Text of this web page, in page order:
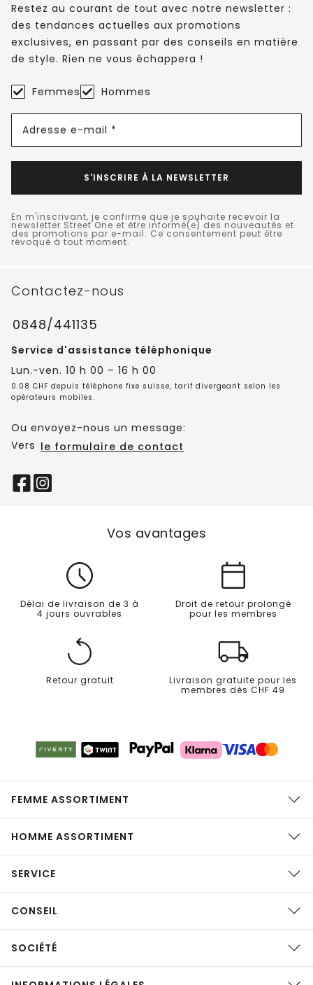
Restez au courant de tout avec notre newsletter :
des tendances actuelles aux promotions
exclusives, en passant par des conseils en matière
de style. Rien ne vous échappera !
Femmes Hommes
Adresse e-mail *
S'INSCRIRE À LA NEWSLETTER
En m'inscrivant, je confirme que je souhaite recevoir la
newsletter Street One et être informé(e) des nouveautés et
des promotions par e-mail. Ce consentement peut être
révoqué à tout moment.
Contactez-nous
0848/441135
Service d'assistance téléphonique
Lun.-ven. 10 h 00 – 16 h 00
0.08 CHF depuis téléphone fixe suisse, tarif divergeant selon les
opérateurs mobiles.
Ou envoyez-nous un message:
Vers le formulaire de contact
Vos avantages
Délai de livraison de 3 à
4 jours ouvrables
Droit de retour prolongé
pour les membres
Retour gratuit
Livraison gratuite pour les
membres dès CHF 49
FEMME ASSORTIMENT
HOMME ASSORTIMENT
SERVICE
CONSEIL
SOCIÉTÉ